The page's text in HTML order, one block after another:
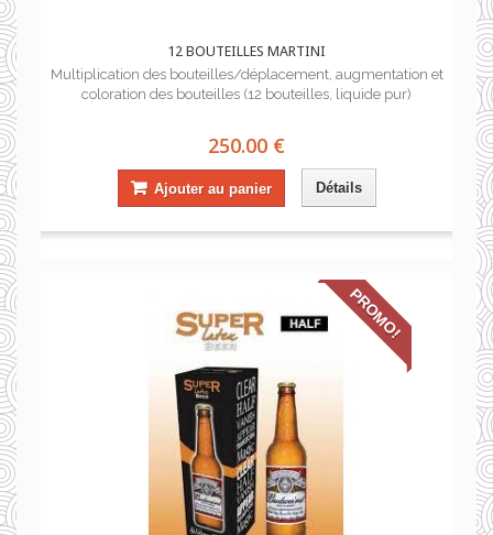
12 BOUTEILLES MARTINI
Multiplication des bouteilles/déplacement, augmentation et
coloration des bouteilles (12 bouteilles, liquide pur)
250.00 €
Ajouter au panier Détails
PROMO!